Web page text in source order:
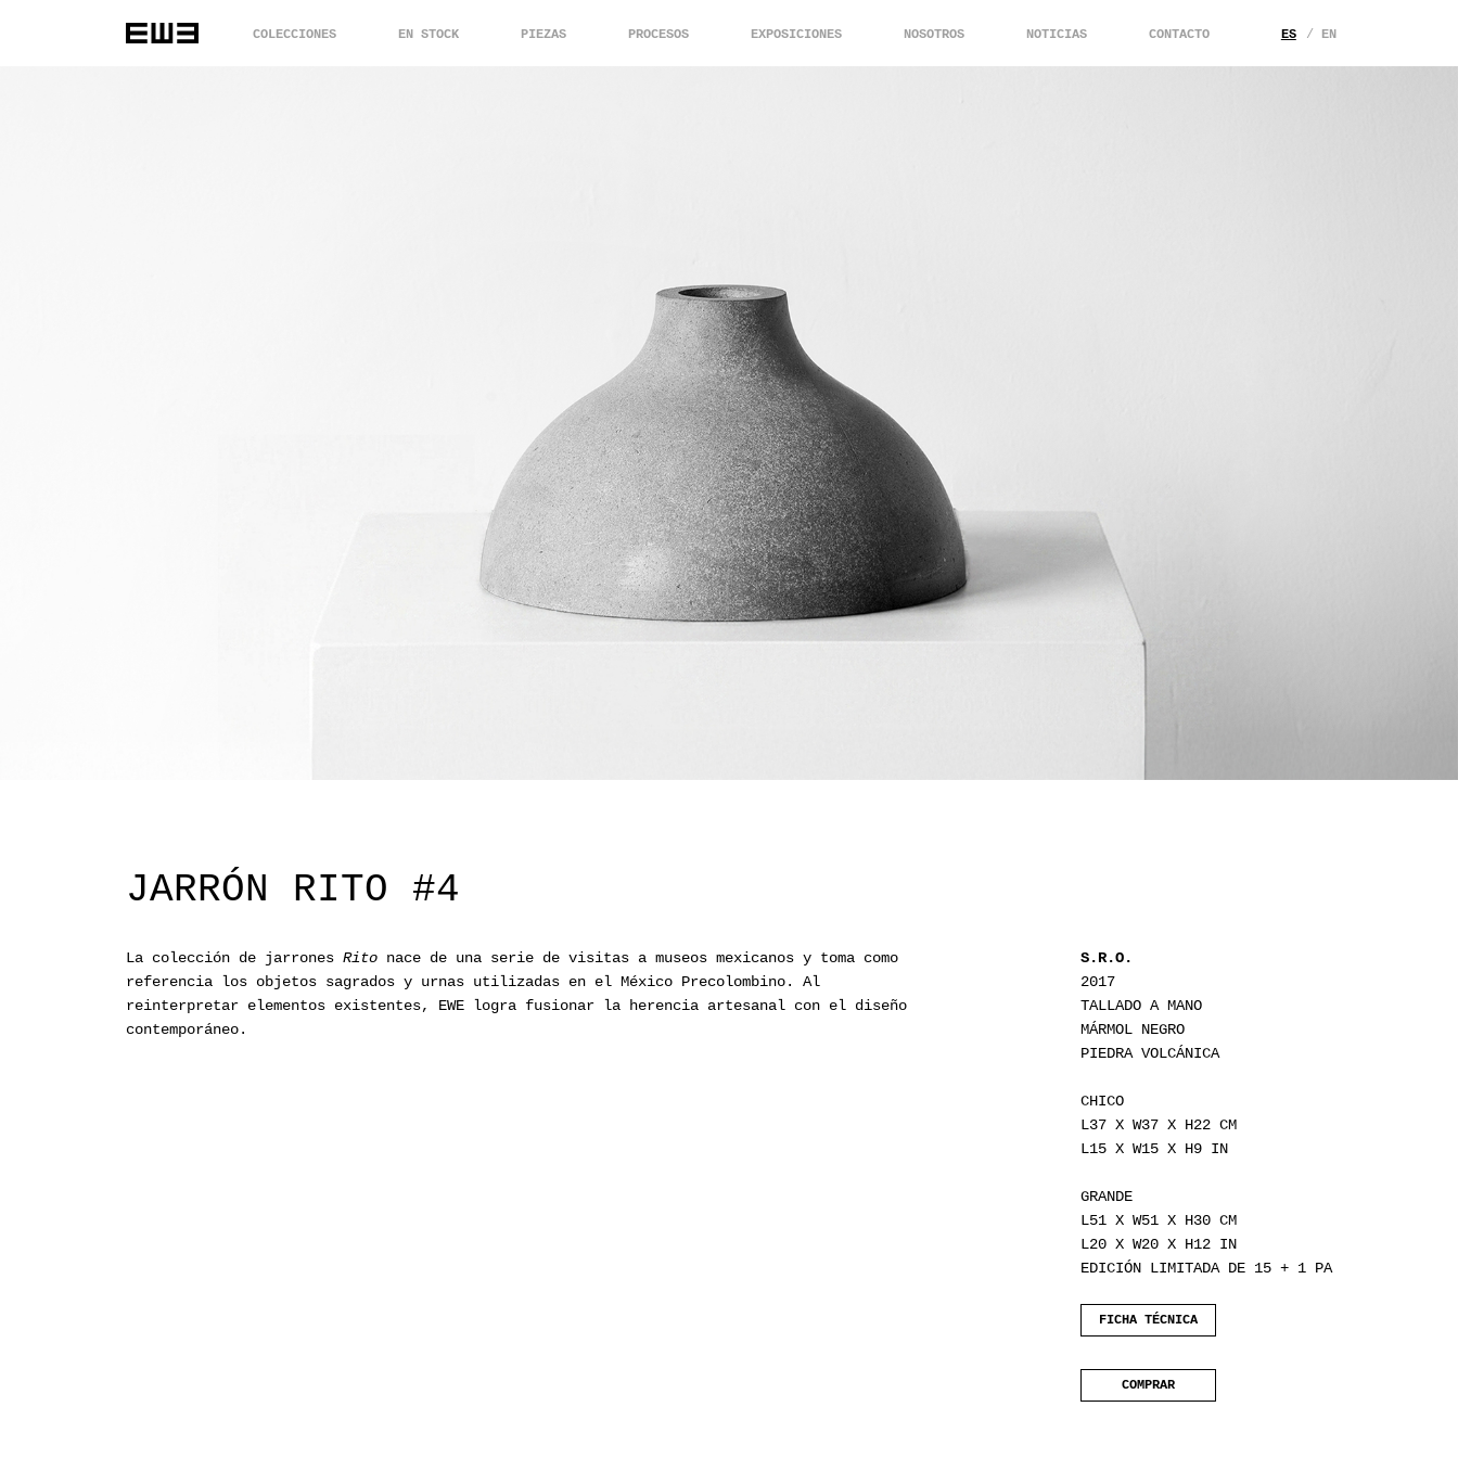
COLECCIONES EN STOCK PIEZAS PROCESOS EXPOSICIONES NOSOTROS NOTICIAS CONTACTO ES EN
JARRÓN RITO #4
La colección de jarrones Ritonace de una serie de visitas a museos mexicanos y toma como
referencia los objetos sagrados y urnas utilizadas en el México Precolombino. Al
reinterpretar elementos existentes, EWE logra fusionar la herencia artesanal con el diseño
contemporáneo.
S.R.O.
2017
TALLADO A MANO
MÁRMOL NEGRO
PIEDRA VOLCÁNICA
CHICO
L37 X W37 X H22 CM
L15 X W15 X H9 IN
GRANDE
L51 X W51 X H30 CM
L20 X W20 X H12 IN
EDICIÓN LIMITADA DE 15 + 1 PA
FICHA TÉCNICA
COMPRAR